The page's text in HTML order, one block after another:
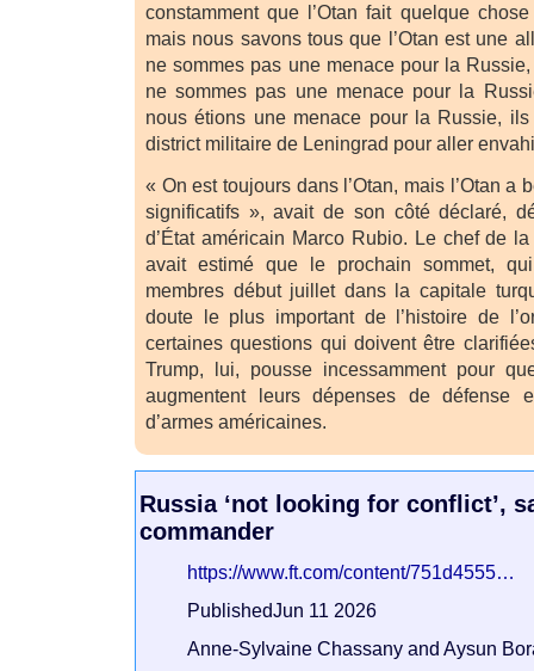
constamment que l’Otan fait quelque
mais nous savons tous que l’Otan est une
ne sommes pas une menace pour la
ne sommes pas une menace pour la
nous étions une menace pour la Russie,
district militaire de Leningrad pour aller
« On est toujours dans l’Otan, mais l’Otan a
significatifs », avait de son côté déclaré,
d’État américain Marco Rubio. Le chef de
avait estimé que le prochain sommet,
membres début juillet dans la capitale
doute le plus important de l’histoire de
certaines questions qui doivent être
Trump, lui, pousse incessamment pour
augmentent leurs dépenses de défense
d’armes américaines.
Russia ‘not looking for conflict’,
commander
https://www.ft.com/content/751d4555…
PublishedJun 11 2026
Anne-Sylvaine Chassany and Aysun